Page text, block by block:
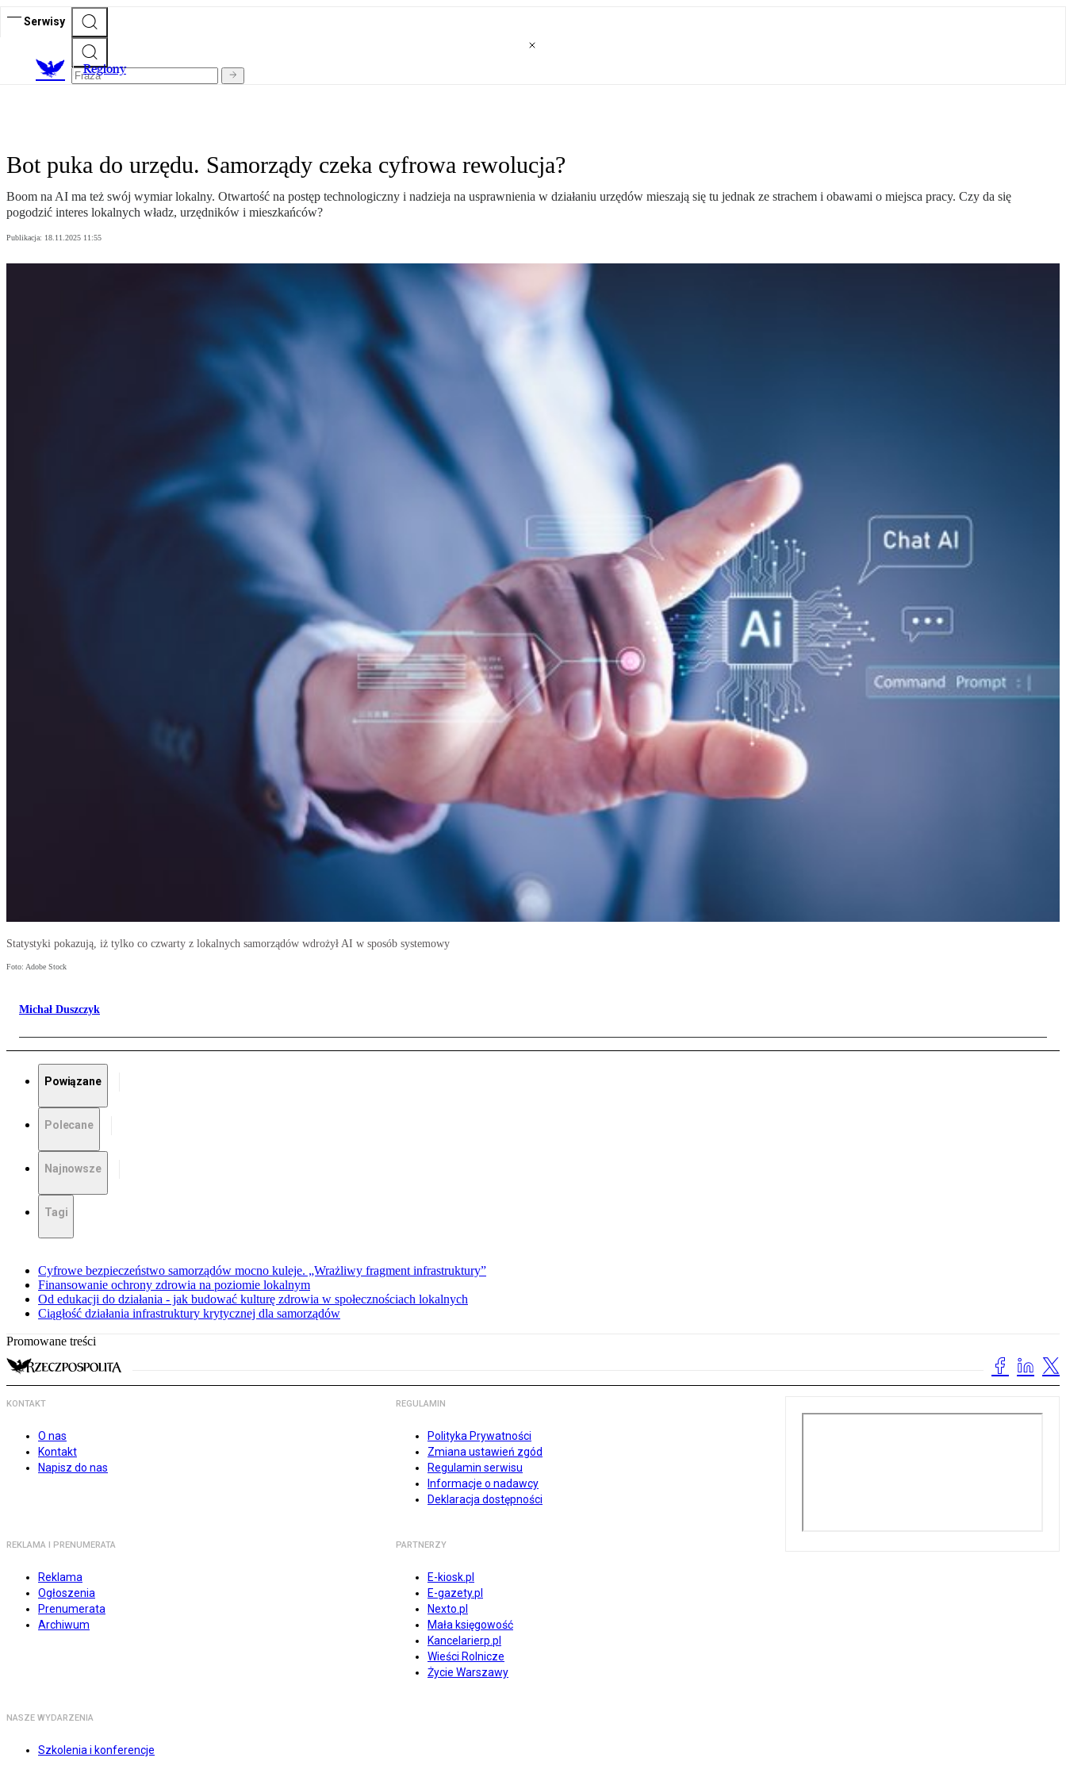
Serwisy
Regiony
Bot puka do urzędu. Samorządy czeka cyfrowa rewolucja?
Boom na AI ma też swój wymiar lokalny. Otwartość na postęp technologiczny i nadzieja na usprawnienia w działaniu urzędów mieszają się tu jednak ze strachem i obawami o miejsca pracy. Czy da się
pogodzić interes lokalnych władz, urzędników i mieszkańców?
Publikacja: 18.11.2025 11:55
Statystyki pokazują, iż tylko co czwarty z lokalnych samorządów wdrożył AI w sposób systemowy
Foto: Adobe Stock
Michał Duszczyk
Powiązane
Polecane
Najnowsze
Tagi
Cyfrowe bezpieczeństwo samorządów mocno kuleje. „Wrażliwy fragment infrastruktury”
Finansowanie ochrony zdrowia na poziomie lokalnym
Od edukacji do działania - jak budować kulturę zdrowia w społecznościach lokalnych
Ciągłość działania infrastruktury krytycznej dla samorządów
Promowane treści
KONTAKT
O nas
Kontakt
Napisz do nas
REGULAMIN
Polityka Prywatności
Zmiana ustawień zgód
Regulamin serwisu
Informacje o nadawcy
Deklaracja dostępności
REKLAMA I PRENUMERATA
Reklama
Ogłoszenia
Prenumerata
Archiwum
PARTNERZY
E-kiosk.pl
E-gazety.pl
Nexto.pl
Mała księgowość
Kancelarierp.pl
Wieści Rolnicze
Życie Warszawy
NASZE WYDARZENIA
Szkolenia i konferencje